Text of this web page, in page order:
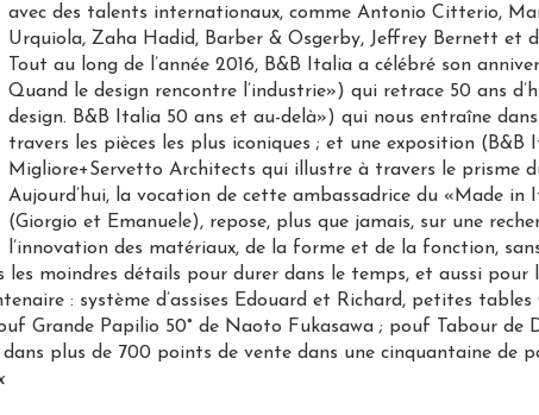
avec des talents internationaux, comme Antonio Citterio,
Urquiola, Zaha Hadid, Barber & Osgerby, Jeffrey Bernett et
Tout au long de l’année 2016, B&B Italia a célébré son
Quand le design rencontre l’industrie») qui retrace 50 ans
design. B&B Italia 50 ans et au-delà») qui nous entraîne
travers les pièces les plus iconiques ; et une exposition
Migliore+Servetto Architects qui illustre à travers le prisme
Aujourd’hui, la vocation de cette ambassadrice du «Made in
(Giorgio et Emanuele), repose, plus que jamais, sur une
l’innovation des matériaux, de la forme et de la fonction,
les moindres détails pour durer dans le temps, et aussi pour
: système d’assises Edouard et Richard, petites
Grande Papilio 50° de Naoto Fukasawa ; pouf Tabour de
plus de 700 points de vente dans une cinquantaine de